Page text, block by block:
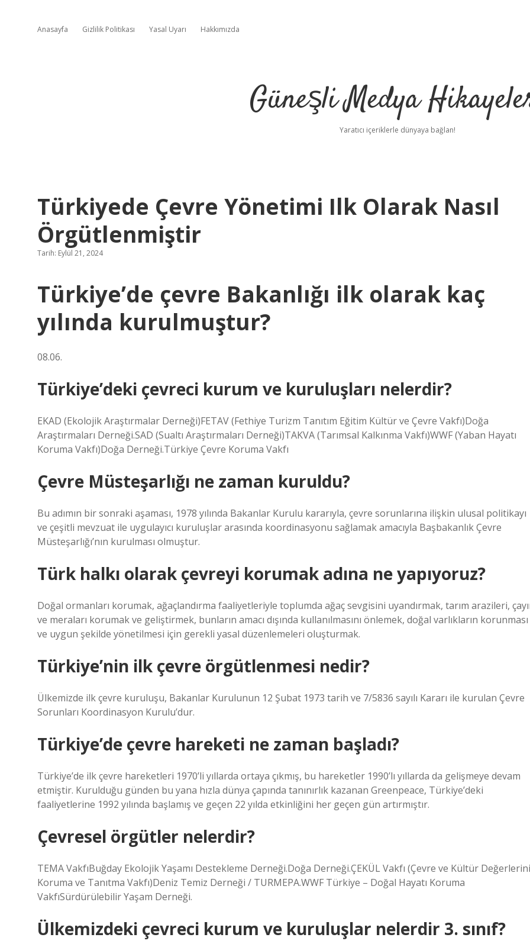
Anasayfa Gizlilik Politikası Yasal Uyarı Hakkımızda
Güneşli Medya
Yaratıcı içeriklerle dünyaya bağlan!
Türkiyede Çevre Yönetimi Ilk Olarak Nasıl
Örgütlenmiştir
Tarih: Eylül 21, 2024
Türkiye’de çevre Bakanlığı ilk olarak kaç
yılında kurulmuştur?
08.06.
Türkiye’deki çevreci kurum ve kuruluşları nelerdir?
EKAD (Ekolojik Araştırmalar Derneği)FETAV (Fethiye Turizm Tanıtım Eğitim Kültür ve Çevre Vakfı)Doğa
Araştırmaları Derneği.SAD (Sualtı Araştırmaları Derneği)TAKVA (Tarımsal Kalkınma Vakfı)WWF (Yaban Hayatı
Koruma Vakfı)Doğa Derneği.Türkiye Çevre Koruma Vakfı
Çevre Müsteşarlığı ne zaman kuruldu?
Bu adımın bir sonraki aşaması, 1978 yılında Bakanlar Kurulu kararıyla, çevre sorunlarına ilişkin ulusal politikayı
ve çeşitli mevzuat ile uygulayıcı kuruluşlar arasında koordinasyonu sağlamak amacıyla Başbakanlık Çevre
Müsteşarlığı’nın kurulması olmuştur.
Türk halkı olarak çevreyi korumak adına ne yapıyoruz?
Doğal ormanları korumak, ağaçlandırma faaliyetleriyle toplumda ağaç sevgisini uyandırmak, tarım arazileri,
ve meraları korumak ve geliştirmek, bunların amacı dışında kullanılmasını önlemek, doğal varlıkların korunması
ve uygun şekilde yönetilmesi için gerekli yasal düzenlemeleri oluşturmak.
Türkiye’nin ilk çevre örgütlenmesi nedir?
Ülkemizde ilk çevre kuruluşu, Bakanlar Kurulunun 12 Şubat 1973 tarih ve 7/5836 sayılı Kararı ile kurulan Çevre
Sorunları Koordinasyon Kurulu’dur.
Türkiye’de çevre hareketi ne zaman başladı?
Türkiye’de ilk çevre hareketleri 1970’li yıllarda ortaya çıkmış, bu hareketler 1990’lı yıllarda da gelişmeye devam
etmiştir. Kurulduğu günden bu yana hızla dünya çapında tanınırlık kazanan Greenpeace, Türkiye’deki
faaliyetlerine 1992 yılında başlamış ve geçen 22 yılda etkinliğini her geçen gün artırmıştır.
Çevresel örgütler nelerdir?
TEMA VakfıBuğday Ekolojik Yaşamı Destekleme Derneği.Doğa Derneği.ÇEKÜL Vakfı (Çevre ve Kültür Değerlerini
Koruma ve Tanıtma Vakfı)Deniz Temiz Derneği / TURMEPA.WWF Türkiye – Doğal Hayatı Koruma
VakfıSürdürülebilir Yaşam Derneği.
Ülkemizdeki çevreci kurum ve kuruluşlar nelerdir 3. sınıf?